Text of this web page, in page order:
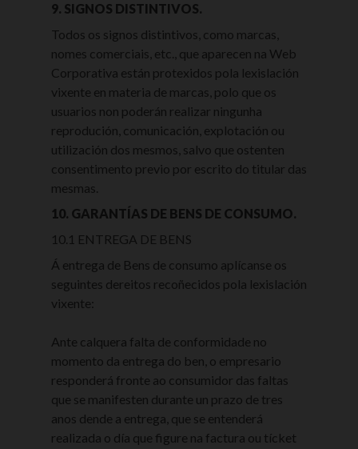
9. SIGNOS DISTINTIVOS.
Todos os signos distintivos, como marcas,
nomes comerciais, etc., que aparecen na Web
Corporativa están protexidos pola lexislación
vixente en materia de marcas, polo que os
usuarios non poderán realizar ningunha
reprodución, comunicación, explotación ou
utilización dos mesmos, salvo que ostenten
consentimento previo por escrito do titular das
mesmas.
10. GARANTÍAS DE BENS DE CONSUMO.
10.1 ENTREGA DE BENS
Á entrega de Bens de consumo aplícanse os
seguintes dereitos recoñecidos pola lexislación
vixente:
Ante calquera falta de conformidade no
momento da entrega do ben, o empresario
responderá fronte ao consumidor das faltas
que se manifesten durante un prazo de tres
anos dende a entrega, que se entenderá
realizada o día que figure na factura ou tícket